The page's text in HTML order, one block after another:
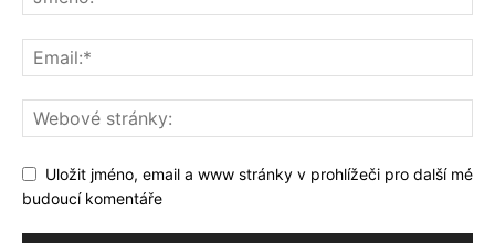
Uložit jméno, email a www stránky v prohlížeči pro další mé
budoucí komentáře